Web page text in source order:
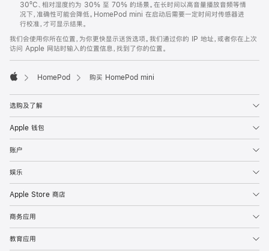
30ºC、相对湿度约为 30% 至 70% 的场景。在长时间以高音量播放音频等情
况下，准确性可能会降低。HomePod mini 在启动后需要一定时间对传感器进
行校准，才可显示结果。
我们会使用你所在位置，为你更快显示送货选项。我们通过你的 IP 地址，或者你在上次
访问 Apple 网站时输入的位置信息，找到了你的位置。
HomePod 购买 HomePod mini
选购及了解
Apple 钱包
账户
娱乐
Apple Store 商店
商务应用
教育应用